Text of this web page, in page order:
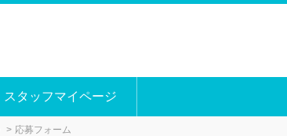
スタッフマイページ
応募フォーム